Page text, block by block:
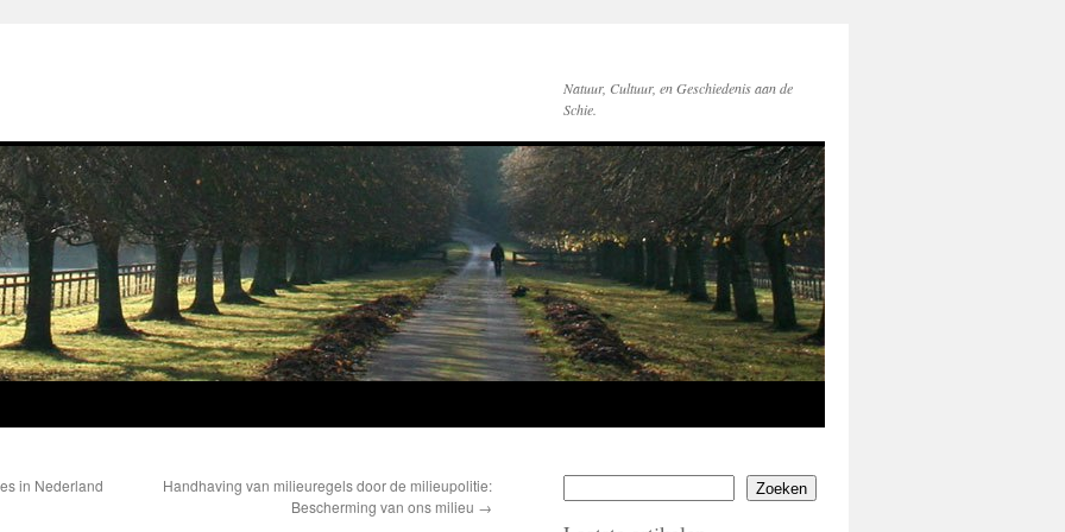
Natuur, Cultuur, en Geschiedenis aan de
Schie.
in Nederland
Handhaving van milieuregels door de milieupolitie:
Bescherming van ons milieu →
Zoeken